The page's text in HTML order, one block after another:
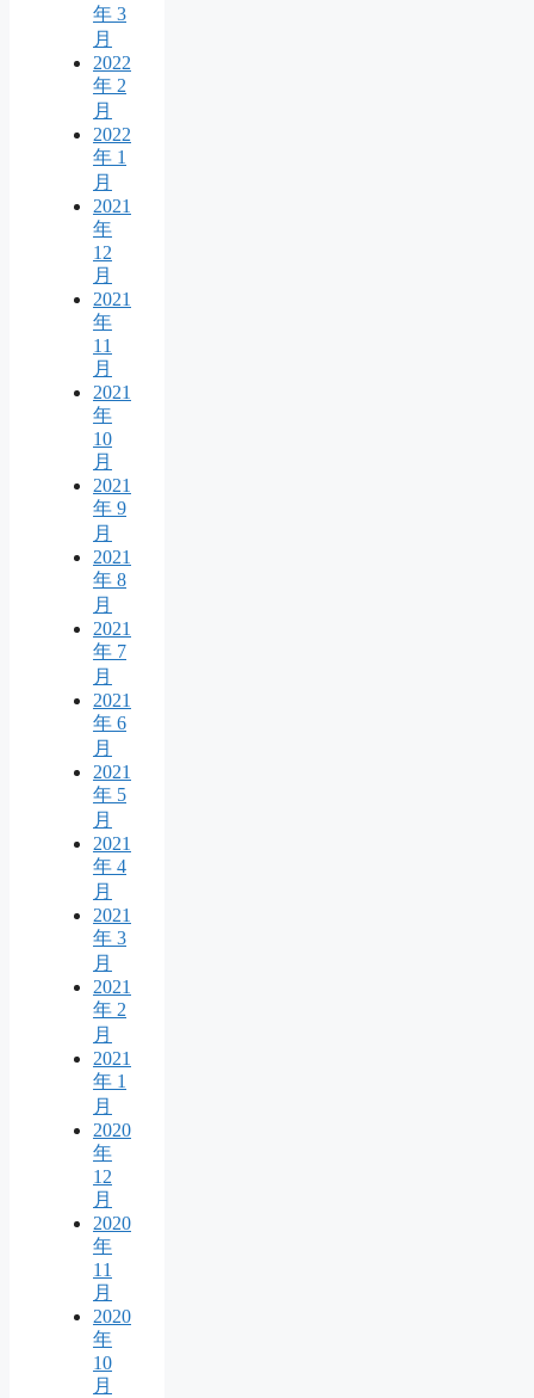
年 3
月
2022
年 2
月
2022
年 1
月
2021
年
12
月
2021
年
11
月
2021
年
10
月
2021
年 9
月
2021
年 8
月
2021
年 7
月
2021
年 6
月
2021
年 5
月
2021
年 4
月
2021
年 3
月
2021
年 2
月
2021
年 1
月
2020
年
12
月
2020
年
11
月
2020
年
10
月